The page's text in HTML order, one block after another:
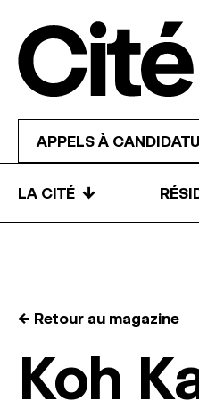
APPELS À
LA CITÉ ↓
← Retour au magazine
Koh